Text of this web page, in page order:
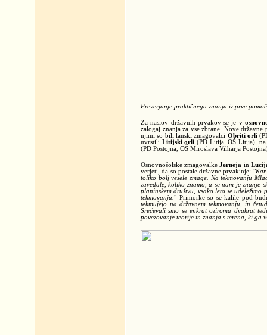
Preverjanje praktičnega znanja iz prve
Za naslov državnih prvakov se je v
zalogaj znanja za vse zbrane. Nove
njimi so bili lanski zmagovalci Obriti orli
uvrstili Litijski orli (PD Litija, OŠ Litija),
(PD Postojna, OŠ Miroslava Vilharja
Osnovnošolske zmagovalkeJerneja in
verjeti, da so postale državne prvakinje: "Kar
toliko bolj vesele zmage. Na tekmovanju
zavedale, koliko znamo, a se nam je znanje
planinskem društvu, vsako leto se
tekmovanju. " Primorke so se kalile pod
tekmujejo na državnem tekmovanju, in
Srečevali smo se enkrat oziroma dvakrat
povezovanje teorije in znanja s terena, ki ga